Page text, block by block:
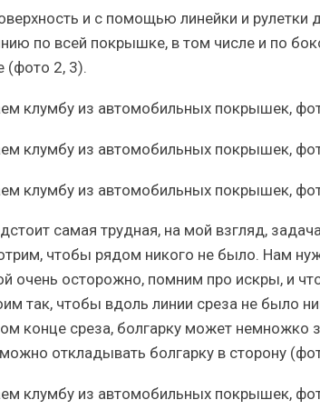
и с помощью линейки и рулетки
по всей покрышке, в том числе и по
(фото 2, 3).
самая трудная, на мой взгляд,
чтобы рядом никого не было. Нам
очень осторожно, помним про искры, и
так, чтобы вдоль линии среза не было
конце среза, болгарку может немножко
откладывать болгарку в сторону